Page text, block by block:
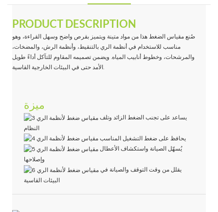
PRODUCT DESCRIPTION
صُنع مقياس الضغط هذا من مواد متينة ويتميز بقرص واضح وسهل القراءة، وهو
مناسب للاستخدام في أنظمة الري بالتنقيط، وأنظمة الرش، والمضخات،
والمرشحات، وخطوط أنابيب المياه. ويضمن تصميمه المقاوم للتآكل أداءً طويل
الأمد حتى في البيئات الخارجية القاسية.
ميزة
يساعد على تجنب الضغط الزائد وتلف
النظام
يحافظ على ضغط التشغيل المناسب
يُسهّل الصيانة واستكشاف الأعطال
وإصلاحها
يقلل من وقت التوقف والصيانة في
البيئات القاسية